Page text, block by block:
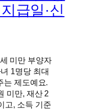
급일·신
미만 부양자
1명당 최대
는 제도예요.
미만, 재산 2
고, 소득 기준